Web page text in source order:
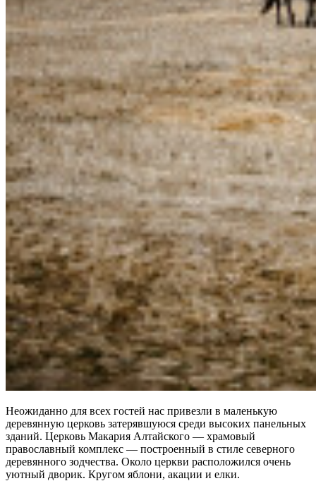
Неожиданно для всех гостей нас привезли в маленькую
деревянную церковь затерявшуюся среди высоких панельных
зданий. Церковь Макария Алтайского — храмовый
православный комплекс — построенный в стиле северного
деревянного зодчества. Около церкви расположился очень
уютный дворик. Кругом яблони, акации и елки.